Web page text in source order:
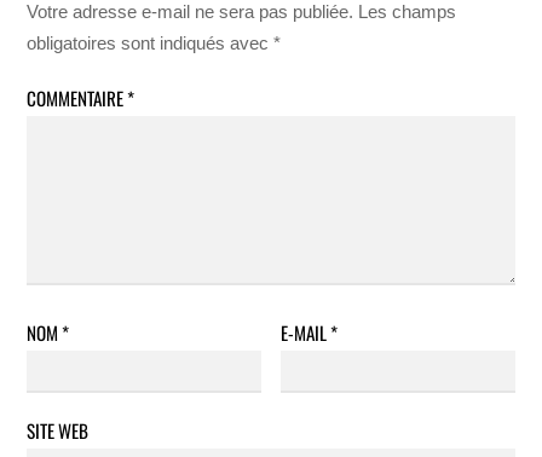
Votre adresse e-mail ne sera pas publiée. Les champs
obligatoires sont indiqués avec*
COMMENTAIRE*
NOM* E-MAIL*
SITE WEB